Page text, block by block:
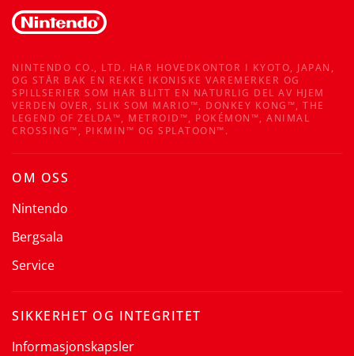
NINTENDO CO., LTD. HAR HOVEDKONTOR I KYOTO, JAPAN,
OG STÅR BAK EN REKKE IKONISKE VAREMERKER OG
SPILLSERIER SOM HAR BLITT EN NATURLIG DEL AV HJEM
VERDEN OVER, SLIK SOM MARIO™, DONKEY KONG™, THE
LEGEND OF ZELDA™, METROID™, POKÉMON™, ANIMAL
CROSSING™, PIKMIN™ OG SPLATOON™.
OM OSS
Nintendo
Bergsala
Service
SIKKERHET OG INTEGRITET
Informasjonskapsler